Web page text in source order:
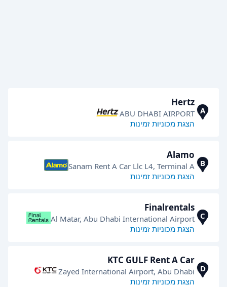
A
Hertz
ABU DHABI AIRPORT
הצגת מכוניות זמינות
B
Alamo
Sanam Rent A Car Llc L4, Terminal A
הצגת מכוניות זמינות
C
Finalrentals
Al Matar, Abu Dhabi International Airport
הצגת מכוניות זמינות
D
KTC GULF Rent A Car
Zayed International Airport, Abu Dhabi
הצגת מכוניות זמינות